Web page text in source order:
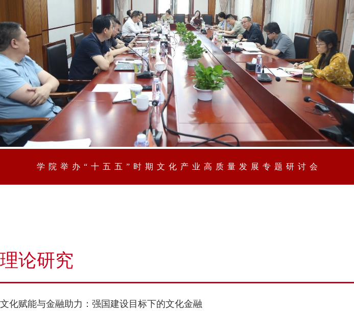
学院举办“十五五”时期文化产业高质量发展专题研讨会
理论研究
文化赋能与金融助力：强国建设目标下的文化金融